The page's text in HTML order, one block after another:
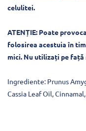
celulitei.
ATENȚIE: Poate
folosirea acestuia în
mici. Nu utilizați pe față
Ingrediente: Prunus
Cassia Leaf Oil,